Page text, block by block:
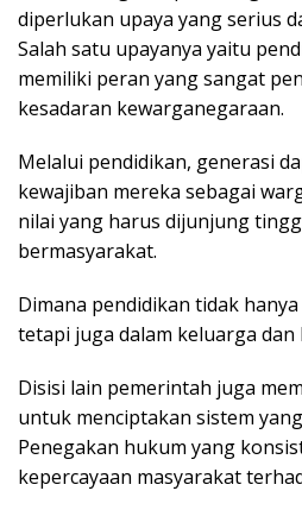
diperlukan upaya yang serius
Salah satu upayanya yaitu
memiliki peran yang sangat
kesadaran kewarganegaraan.
Melalui pendidikan, generasi
kewajiban mereka sebagai
nilai yang harus dijunjung
bermasyarakat.
Dimana pendidikan tidak
tetapi juga dalam keluarga
Disisi lain pemerintah juga
untuk menciptakan sistem
Penegakan hukum yang
kepercayaan masyarakat